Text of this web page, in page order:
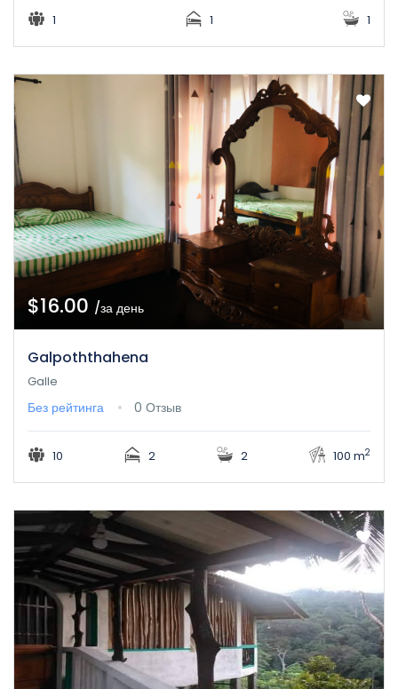
1 1 1
$16.00 /за день
Galpoththahena
Galle
Без рейтинга 0 Отзыв
10 2 2 100 m2